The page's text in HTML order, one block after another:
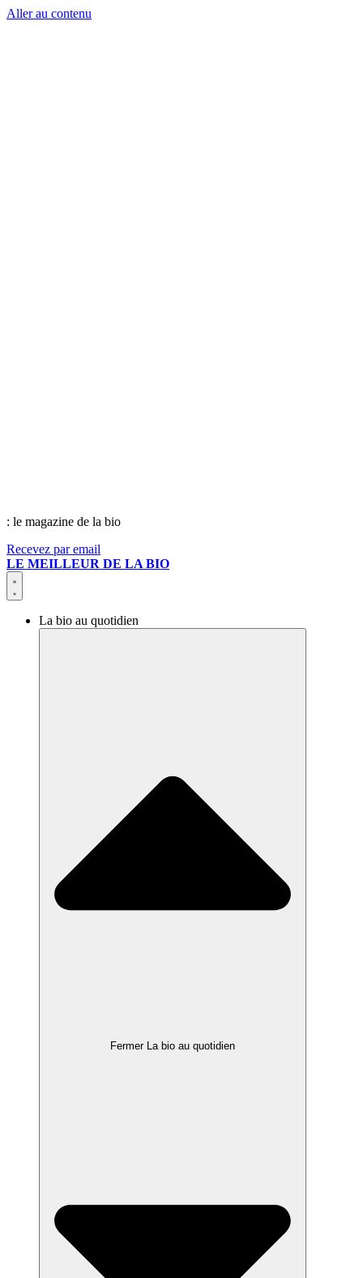
Aller au contenu
: le magazine de la bio
Recevez par email
LE MEILLEUR DE LA BIO
La bio au quotidien
Fermer La bio au quotidien